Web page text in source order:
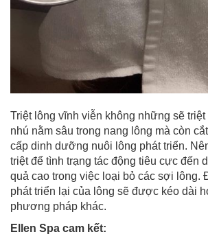
Triệt lông vĩnh viễn không những sẽ
nhú nằm sâu trong nang lông mà còn
cấp dinh dưỡng nuôi lông phát triển.
triệt để tình trạng tác động tiêu cực đến
quả cao trong việc loại bỏ các sợi lông.
phát triển lại của lông sẽ được kéo dài
phương pháp khác.
Ellen Spa cam kết: